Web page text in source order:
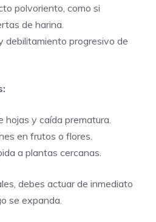
polvoriento, como si
de harina.
debilitamiento progresivo de
hojas y caída prematura.
en frutos o flores.
a plantas cercanas.
debes actuar de inmediato
se expanda.